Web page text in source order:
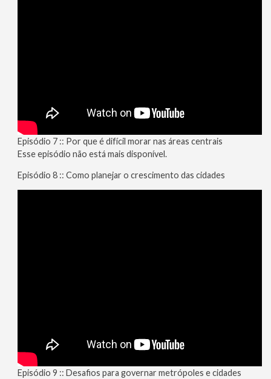
Episódio 7 :: Por que é difícil morar nas áreas centrais
Esse episódio não está mais disponível.
Episódio 8 :: Como planejar o crescimento das cidades
Episódio 9 :: Desafios para governar metrópoles e cidades